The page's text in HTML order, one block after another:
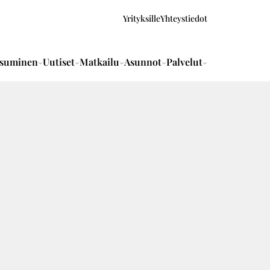
YrityksilleYhteystiedot
Uutiset Matkailu Asunnot Palvelut